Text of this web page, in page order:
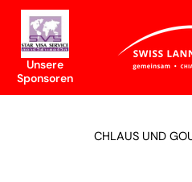
Skip
content
Unsere
Sponsoren
CHLAUS UND